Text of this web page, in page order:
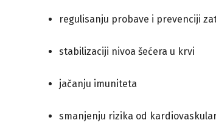
regulisanju probave i prevenciji
stabilizaciji nivoa šećera u krvi
jačanju imuniteta
smanjenju rizika od